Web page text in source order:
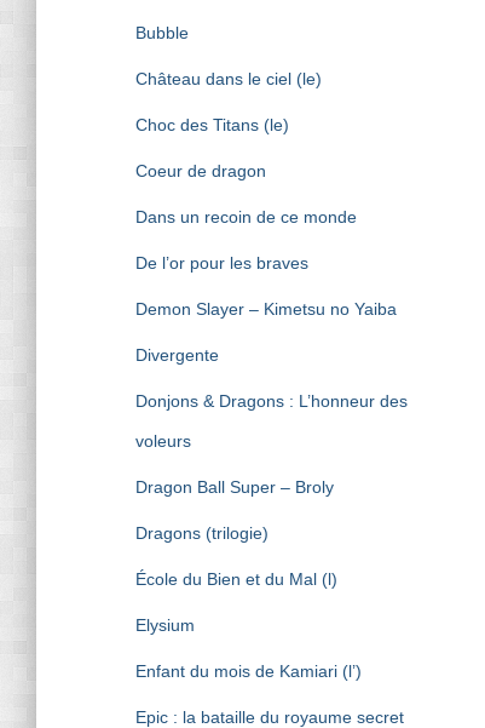
Bubble
Château dans le ciel (le)
Choc des Titans (le)
Coeur de dragon
Dans un recoin de ce monde
De l’or pour les braves
Demon Slayer – Kimetsu no Yaiba
Divergente
Donjons & Dragons : L’honneur des
voleurs
Dragon Ball Super – Broly
Dragons (trilogie)
École du Bien et du Mal (l)
Elysium
Enfant du mois de Kamiari (l’)
Epic : la bataille du royaume secret